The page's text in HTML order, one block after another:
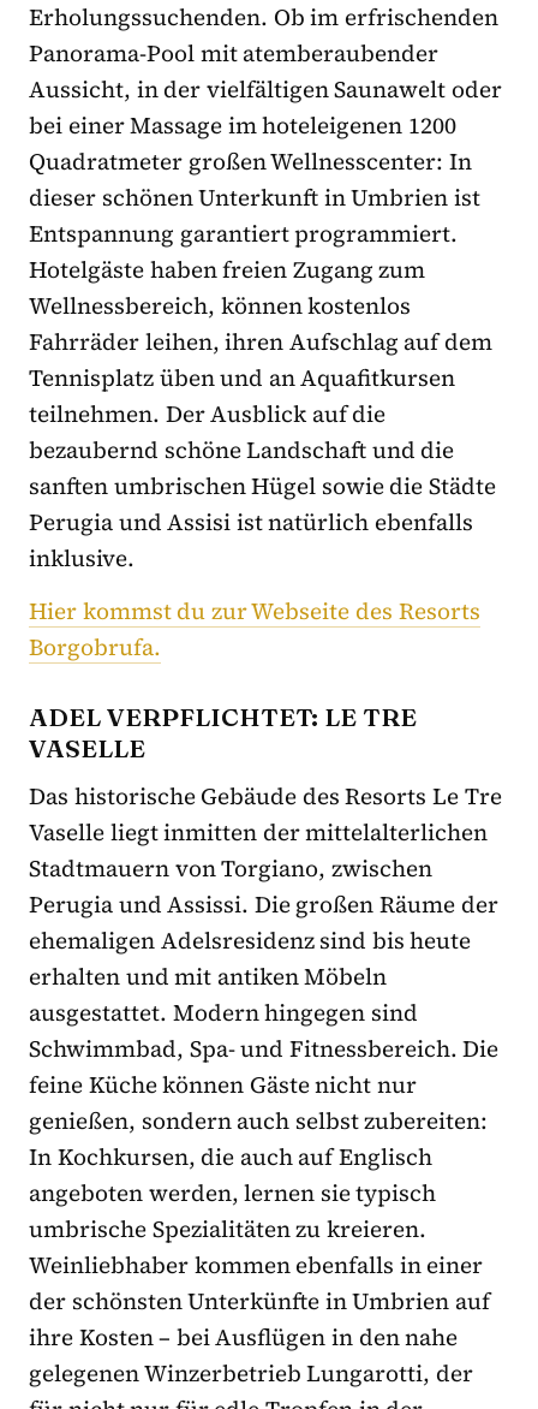
Erholungssuchenden. Ob im erfrischenden
Panorama-Pool mit atemberaubender
Aussicht, in der vielfältigen Saunawelt oder
bei einer Massage im hoteleigenen 1200
Quadratmeter großen Wellnesscenter: In
dieser schönen Unterkunft in Umbrien ist
Entspannung garantiert programmiert.
Hotelgäste haben freien Zugang zum
Wellnessbereich, können kostenlos
Fahrräder leihen, ihren Aufschlag auf dem
Tennisplatz üben und an Aquafitkursen
teilnehmen. Der Ausblick auf die
bezaubernd schöne Landschaft und die
sanften umbrischen Hügel sowie die Städte
Perugia und Assisi ist natürlich ebenfalls
inklusive.
Hier kommst du zur Webseite des Resorts
Borgobrufa.
ADEL VERPFLICHTET: LE TRE
VASELLE
Das historische Gebäude des Resorts Le Tre
Vaselle liegt inmitten der mittelalterlichen
Stadtmauern von Torgiano, zwischen
Perugia und Assissi. Die großen Räume der
ehemaligen Adelsresidenz sind bis heute
erhalten und mit antiken Möbeln
ausgestattet. Modern hingegen sind
Schwimmbad, Spa- und Fitnessbereich. Die
feine Küche können Gäste nicht nur
genießen, sondern auch selbst zubereiten:
In Kochkursen, die auch auf Englisch
angeboten werden, lernen sie typisch
umbrische Spezialitäten zu kreieren.
Weinliebhaber kommen ebenfalls in einer
der schönsten Unterkünfte in Umbrien auf
ihre Kosten – bei Ausflügen in den nahe
gelegenen Winzerbetrieb Lungarotti, der